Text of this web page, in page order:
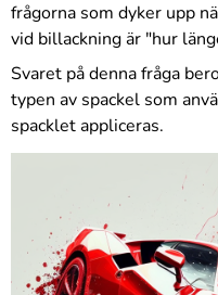
frågorna som dyker upp
vid billackning är "hur
Svaret på denna fråga
typen av spackel som
spacklet appliceras.